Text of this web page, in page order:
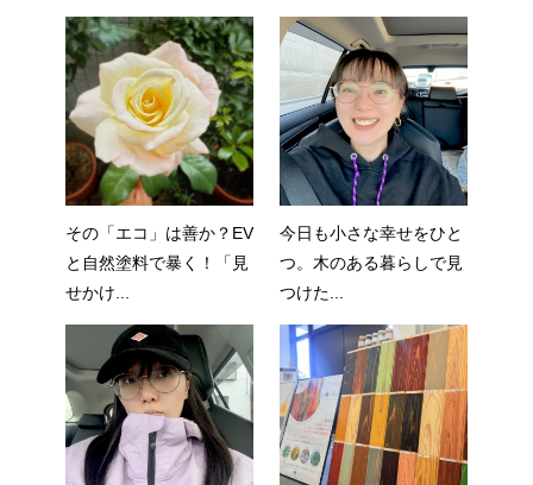
その「エコ」は善か？EV
と自然塗料で暴く！「見
せかけ...
今日も小さな幸せをひと
つ。木のある暮らしで見
つけた...